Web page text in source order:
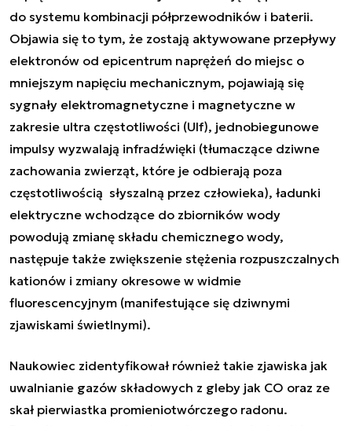
do systemu kombinacji półprzewodników i baterii.
Objawia się to tym, że zostają aktywowane przepływy
elektronów od epicentrum naprężeń do miejsc o
mniejszym napięciu mechanicznym, pojawiają się
sygnały elektromagnetyczne i magnetyczne w
zakresie ultra częstotliwości (Ulf), jednobiegunowe
impulsy wyzwalają infradźwięki (tłumaczące dziwne
zachowania zwierząt, które je odbierają poza
częstotliwością słyszalną przez człowieka), ładunki
elektryczne wchodzące do zbiorników wody
powodują zmianę składu chemicznego wody,
następuje także zwiększenie stężenia rozpuszczalnych
kationów i zmiany okresowe w widmie
fluorescencyjnym (manifestujące się dziwnymi
zjawiskami świetlnymi).
Naukowiec zidentyfikował również takie zjawiska jak
uwalnianie gazów składowych z gleby jak CO oraz ze
skał pierwiastka promieniotwórczego radonu.